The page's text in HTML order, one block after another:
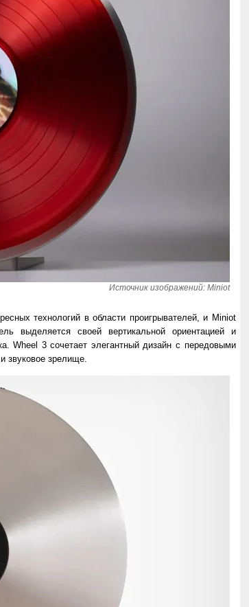
Источник изображений: Miniot
технологий в области проигрывателей, и Miniot
выделяется своей вертикальной ориентацией и
Wheel 3 сочетает элегантный дизайн с передовыми
звуковое зрелище.